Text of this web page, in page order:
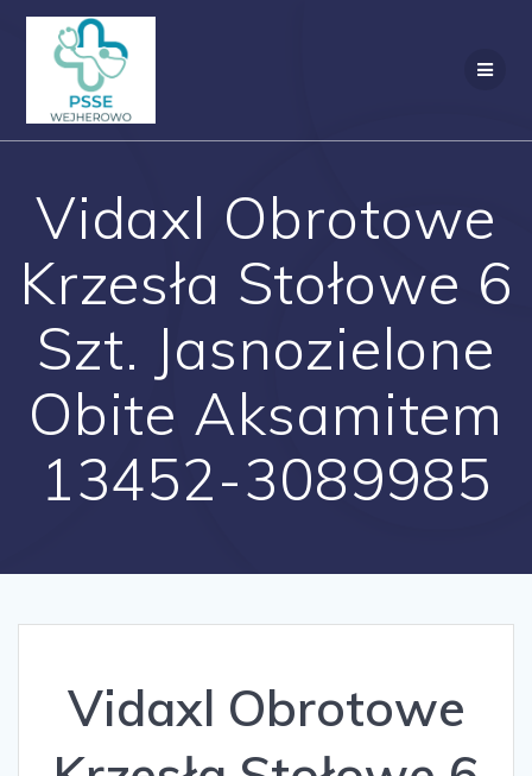
Vidaxl Obrotowe
Krzesła Stołowe 6
Szt. Jasnozielone
Obite Aksamitem
13452-3089985
Vidaxl Obrotowe